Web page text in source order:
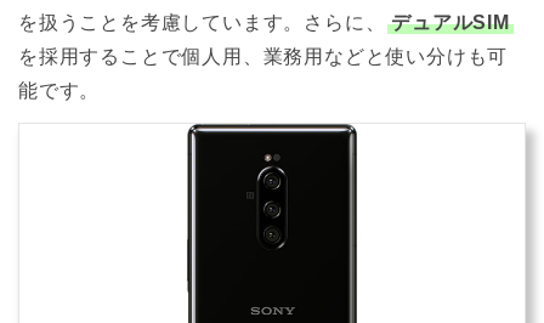
を扱うことを考慮しています。さらに、
デュアルSIM
を採用することで個人用、業務用などと使い分けも可
能です。